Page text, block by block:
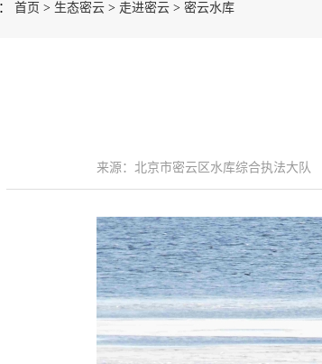
首页 > 生态密云 > 走进密云 > 密云水库
来源：北京市密云区水库综合执法大队